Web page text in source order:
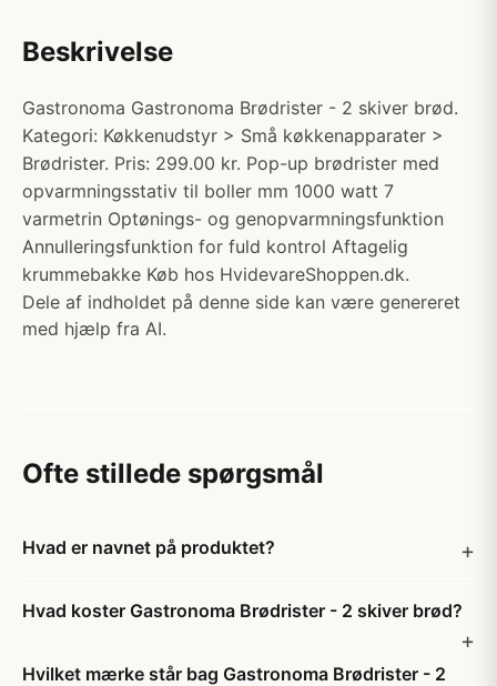
Beskrivelse
Gastronoma Gastronoma Brødrister - 2 skiver brød.
Kategori: Køkkenudstyr > Små køkkenapparater >
Brødrister. Pris: 299.00 kr. Pop-up brødrister med
opvarmningsstativ til boller mm 1000 watt 7
varmetrin Optønings- og genopvarmningsfunktion
Annulleringsfunktion for fuld kontrol Aftagelig
krummebakke Køb hos HvidevareShoppen.dk.
Dele af indholdet på denne side kan være genereret
med hjælp fra AI.
Ofte stillede spørgsmål
Hvad er navnet på produktet?
Hvad koster Gastronoma Brødrister - 2 skiver brød?
Hvilket mærke står bag Gastronoma Brødrister - 2